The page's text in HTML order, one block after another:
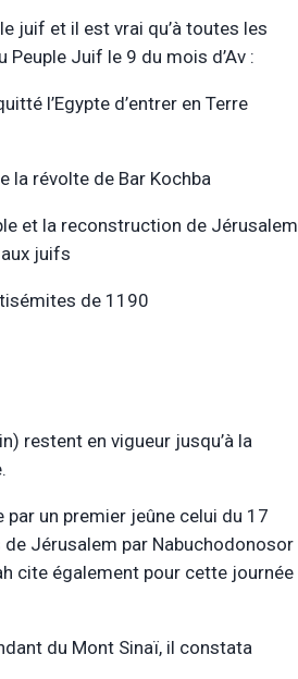
juif et il est vrai qu’à toutes les
Juif le 9 du mois d’Av :
l’Egypte d’entrer en Terre
la révolte de Bar Kochba
et la reconstruction de Jérusalem
juifs
de 1190
restent en vigueur jusqu’à la
un premier jeûne celui du 17
Jérusalem par Nabuchodonosor
cite également pour cette journée
du Mont Sinaï, il constata